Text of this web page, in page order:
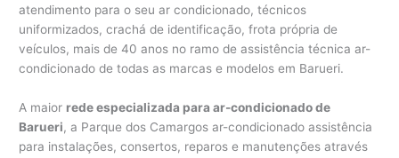
atendimento para o seu ar condicionado, técnicos
uniformizados, crachá de identificação, frota própria de
veículos, mais de 40 anos no ramo de assistência técnica ar-
condicionado de todas as marcas e modelos em Barueri.
A maior rede especializada para ar-condicionado de
Barueri, a Parque dos Camargos ar-condicionado assistência
para instalações, consertos, reparos e manutenções através